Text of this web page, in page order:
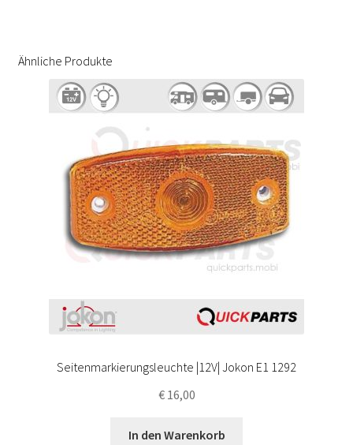
Ähnliche Produkte
Seitenmarkierungsleuchte |12V| Jokon E1 1292
€16,00
In den Warenkorb